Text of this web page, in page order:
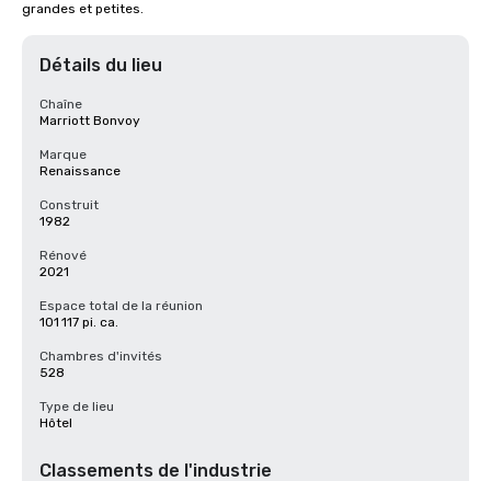
grandes et petites.
Détails du lieu
Chaîne
Marriott Bonvoy
Marque
Renaissance
Construit
1982
Rénové
2021
Espace total de la réunion
101 117 pi. ca.
Chambres d'invités
528
Type de lieu
Hôtel
Classements de l'industrie